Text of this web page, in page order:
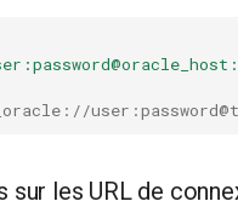
sur les URL de